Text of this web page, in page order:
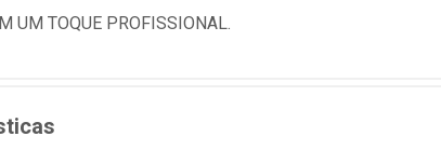
UM TOQUE PROFISSIONAL.